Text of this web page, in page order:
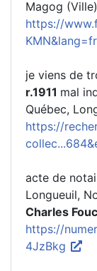
Magog
https://
KMN&lang=fr
je viens de
r.1911 mal
Québec,
https://
acte de
Longueuil,
Charles
https://
4JzBkg